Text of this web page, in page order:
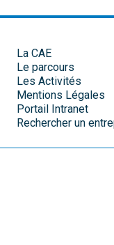
La CAE
Le parcours
Les Activités
Mentions Légales
Portail Intranet
Rechercher un